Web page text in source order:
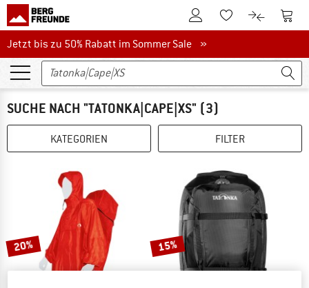
Zum KundenkontoZum Merkzettel.
Zum Zum
Jetzt bis zu 50% Rabatt im Sommer Sale
Jetzt bis zu 50% Rabatt im Sommer Sale »
SUCHE NACH "TATONKA|CAPE|XS" (3)
KATEGORIEN FILTER
20% 15%